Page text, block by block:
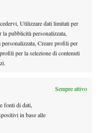
Utilizzare dati limitati per
pubblicità personalizzata,
Creare profili per
per la selezione di contenuti
Sempre attivo
fonti di dati,
in base alle
Rune
4-2 5-4
Fritz4-2 4-2